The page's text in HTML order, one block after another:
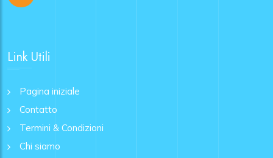
Link Utili
Pagina iniziale
Contatto
Termini & Condizioni
Chi siamo